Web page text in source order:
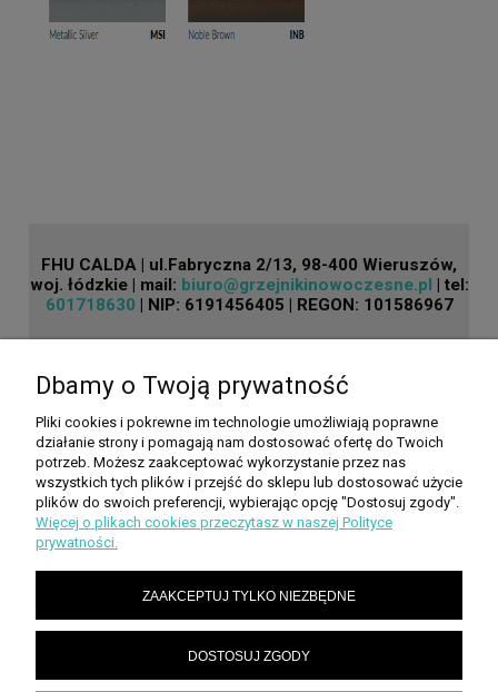
FHU CALDA | ul.Fabryczna 2/13, 98-400 Wieruszów,
woj. łódzkie | mail: biuro@grzejnikinowoczesne.pl
| tel:
601718630 | NIP: 6191456405 | REGON: 101586967
POMOC
PALETY KOLORÓW
MOJE KONTO
INFORMACJE
Dbamy o Twoją prywatność
Pliki cookies i pokrewne im technologie umożliwiają poprawne
działanie strony i pomagają nam dostosować ofertę do Twoich
potrzeb. Możesz zaakceptować wykorzystanie przez nas
wszystkich tych plików i przejść do sklepu lub dostosować użycie
plików do swoich preferencji, wybierając opcję "Dostosuj zgody".
Więcej o plikach cookies przeczytasz w naszej Polityce
prywatności.
ZAAKCEPTUJ TYLKO NIEZBĘDNE
DOSTOSUJ ZGODY